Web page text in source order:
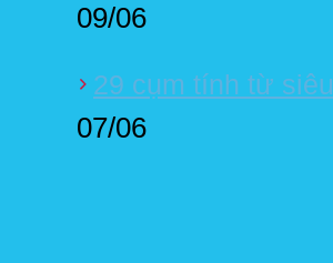
09/06
29 cụm tính từ
07/06